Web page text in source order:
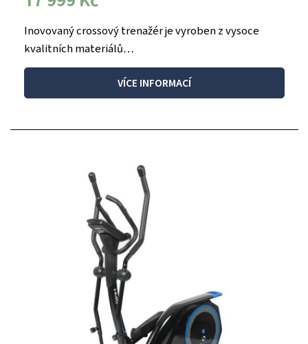
Inovovaný crossový trenažér je vyroben z vysoce
kvalitních materiálů…
VÍCE INFORMACÍ